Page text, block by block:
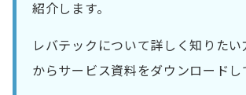
紹介します。
レバテックについて詳しく知りたい
からサービス資料をダウンロードし